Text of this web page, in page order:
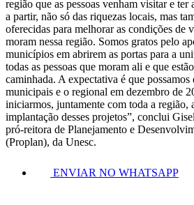
região que as pessoas venham visitar e ter
a partir, não só das riquezas locais, mas
oferecidas para melhorar as condições de
moram nessa região. Somos gratos pelo
municípios em abrirem as portas para a
todas as pessoas que moram ali e que
caminhada. A expectativa é que possamos
municipais e o regional em dezembro de
iniciarmos, juntamente com toda a região,
implantação desses projetos”, conclui
pró-reitora de Planejamento e
(Proplan), da Unesc.
ENVIAR NO WHATSAPP